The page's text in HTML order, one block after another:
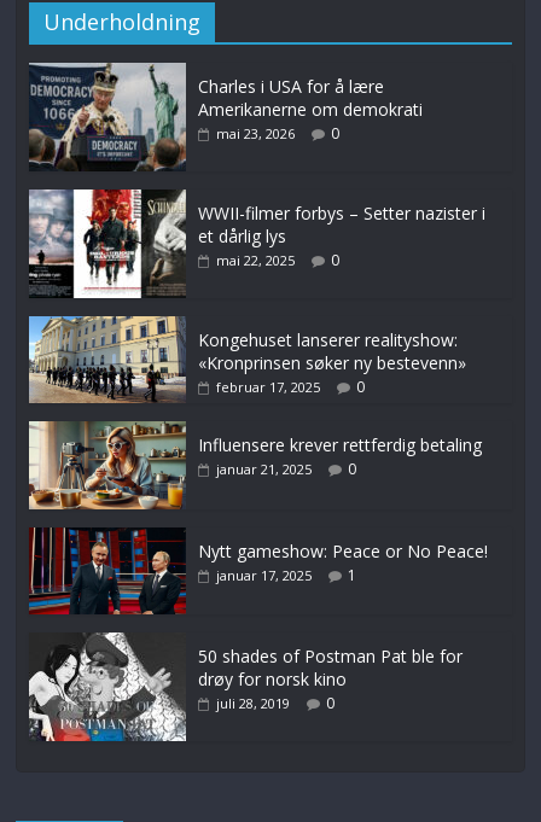
Underholdning
Charles i USA for å lære
Amerikanerne om demokrati
mai 23, 2026 0
WWII-filmer forbys – Setter nazister i
et dårlig lys
mai 22, 2025 0
Kongehuset lanserer realityshow:
«Kronprinsen søker ny bestevenn»
februar 17, 2025 0
Influensere krever rettferdig betaling
januar 21, 2025 0
Nytt gameshow: Peace or No Peace!
januar 17, 2025 1
50 shades of Postman Pat ble for
drøy for norsk kino
juli 28, 2019 0